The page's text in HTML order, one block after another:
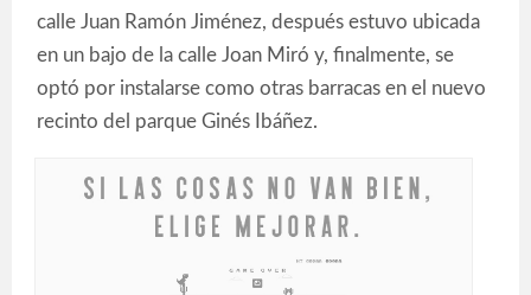
calle Juan Ramón Jiménez, después estuvo ubicada
en un bajo de la calle Joan Miró y, finalmente, se
optó por instalarse como otras barracas en el nuevo
recinto del parque Ginés Ibáñez.